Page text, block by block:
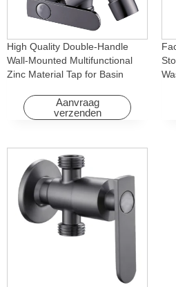
High Quality Double-Handle
Wall-Mounted Multifunctional
Zinc Material Tap for Basin
Homes
Aanvraag
verzenden